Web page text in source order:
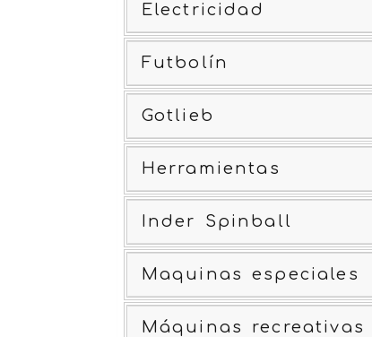
Electricidad
Futbolín
Gotlieb
Herramientas
Inder Spinball
Maquinas especiales
Máquinas recreativas